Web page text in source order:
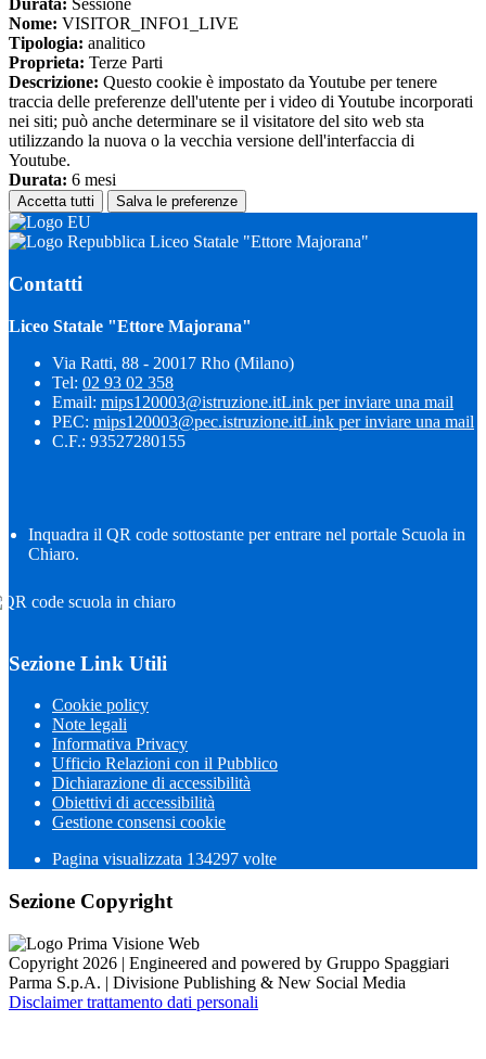
Durata: Sessione
Nome: VISITOR_INFO1_LIVE
Tipologia: analitico
Proprieta: Terze Parti
Descrizione: Questo cookie è impostato da Youtube per tenere
traccia delle preferenze dell'utente per i video di Youtube incorporati
nei siti; può anche determinare se il visitatore del sito web sta
utilizzando la nuova o la vecchia versione dell'interfaccia di
Youtube.
Durata: 6 mesi
Accetta tutti Salva le preferenze
Liceo Statale "Ettore Majorana"
Contatti
Liceo Statale "Ettore Majorana"
Via Ratti, 88 - 20017 Rho (Milano)
Tel: 02 93 02 358
Email: mips120003@istruzione.itLink per inviare una mail
PEC: mips120003@pec.istruzione.itLink per inviare una mail
C.F.: 93527280155
Inquadra il QR code sottostante per entrare nel portale Scuola in
Chiaro.
Sezione Link Utili
Cookie policy
Note legali
Informativa Privacy
Ufficio Relazioni con il Pubblico
Dichiarazione di accessibilità
Obiettivi di accessibilità
Gestione consensi cookie
Pagina visualizzata 134297 volte
Sezione Copyright
Copyright 2026 | Engineered and powered by Gruppo Spaggiari
Parma S.p.A. | Divisione Publishing & New Social Media
Disclaimer trattamento dati personali